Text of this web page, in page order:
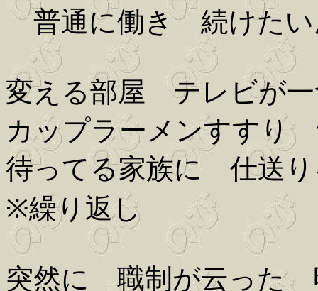
普通に働き 続けたい
変える部屋 テレビが
カップラーメンすすり
待ってる家族に 仕送り
※繰り返し
突然に 職制が云った